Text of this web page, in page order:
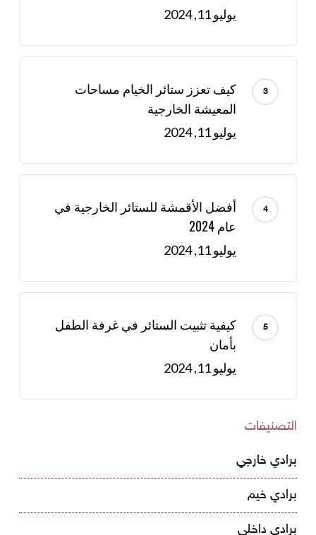
يوليو 11, 2024
كيف تعزز ستائر الخيام مساحات
المعيشة الخارجية
يوليو 11, 2024
أفضل الأقمشة للستائر الخارجية في
عام 2024
يوليو 11, 2024
كيفية تثبيت الستائر في غرفة الطفل
بأمان
يوليو 11, 2024
التصنيفات
برادي خارجي
برادي خيم
برادي داخلي